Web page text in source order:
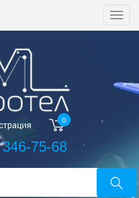
0
346-75-68